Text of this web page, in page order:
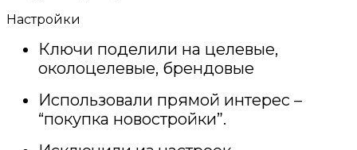
Настройки
Ключи поделили на целевые,
околоцелевые, брендовые
Использовали прямой интерес –
“покупка новостройки”.